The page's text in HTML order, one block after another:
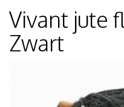
Vivant jute
Zwart